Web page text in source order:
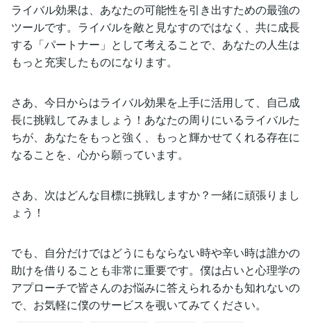
ライバル効果は、あなたの可能性を引き出すための最強の
ツールです。ライバルを敵と見なすのではなく、共に成長
する「パートナー」として考えることで、あなたの人生は
もっと充実したものになります。
さあ、今日からはライバル効果を上手に活用して、自己成
長に挑戦してみましょう！あなたの周りにいるライバルた
ちが、あなたをもっと強く、もっと輝かせてくれる存在に
なることを、心から願っています。
さあ、次はどんな目標に挑戦しますか？一緒に頑張りまし
ょう！
でも、自分だけではどうにもならない時や辛い時は誰かの
助けを借りることも非常に重要です。僕は占いと心理学の
アプローチで皆さんのお悩みに答えられるかも知れないの
で、お気軽に僕のサービスを覗いてみてください。